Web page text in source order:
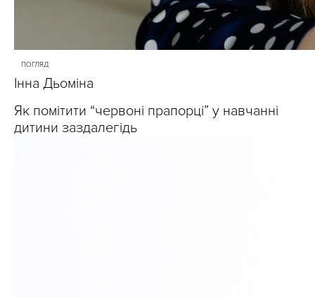
ПОГЛЯД
Інна Дьоміна
Як помітити “червоні прапорці” у навчанні
дитини заздалегідь